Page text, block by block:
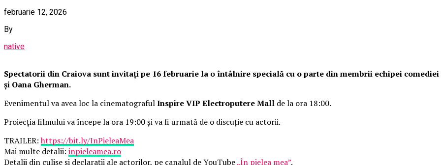
februarie 12, 2026
By
native
Spectatorii din Craiova sunt invitați pe 16 februarie la o întâlnire specială cu o parte din membrii echipei
și Oana Gherman.
Evenimentul va avea loc la cinematografulInspire VIP Electroputere Mall de la ora 18:00.
Proiecția filmului va începe la ora 19:00 și va fi urmată de o discuție cu actorii.
TRAILER:https://bit.ly/InPieleaMea
Mai multe detalii: inpieleamea.ro
Detalii din culise și declarații ale actorilor, pe canalul de YouTube„În pielea mea”.